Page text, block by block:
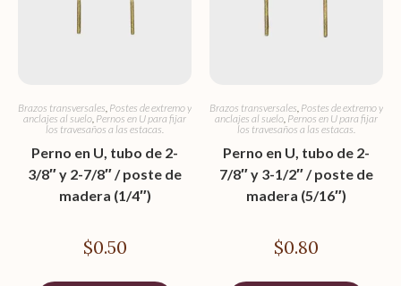
Brazos transversales, Postes de extremo y
anclajes al suelo, Pernos en U para fijar
los travesaños a las estacas.
Perno en U, tubo de 2-
3/8″ y 2-7/8″ / poste de
madera (1/4″)
$0.50
Brazos transversales, Postes de extremo y
anclajes al suelo, Pernos en U para fijar
los travesaños a las estacas.
Perno en U, tubo de 2-
7/8″ y 3-1/2″ / poste de
madera (5/16″)
$0.80